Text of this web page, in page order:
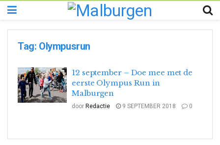
Tag: Olympusrun
12 september – Doe mee met de
eerste Olympus Run in
Malburgen
door Redactie 9 SEPTEMBER 2018 0